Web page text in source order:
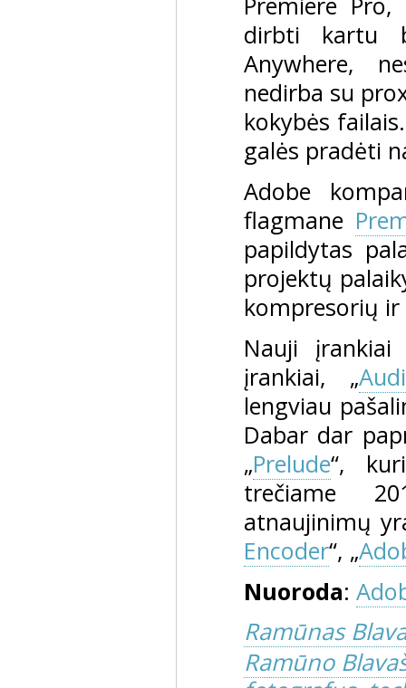
dirbti kartu
Anywhere,
nedirba su
kokybės
galės pradėti
Adobe
flagmane
papildytas
projektų
kompresorių ir
Nauji
įrankiai, „
lengviau
Dabar dar
„Prelude“,
trečiame
atnaujinimų
Encoder“, „
Nuoroda:
Ramūnas
Ramūno